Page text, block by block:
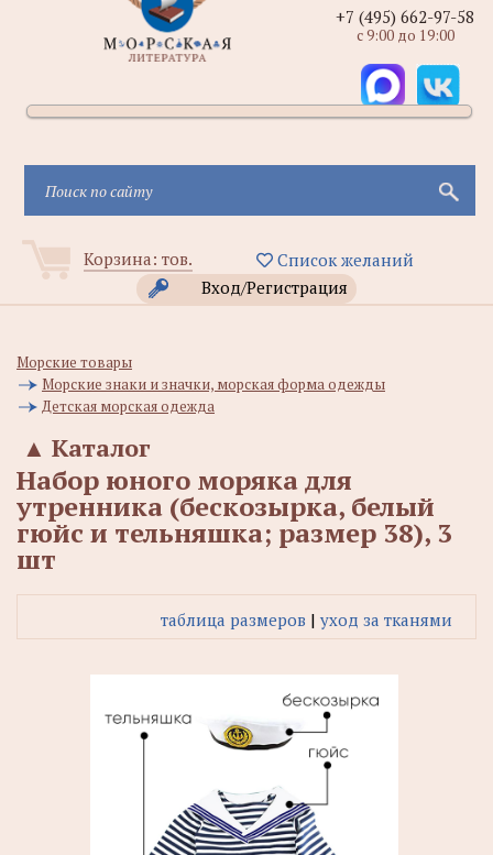
Корзина: тов.
Список желаний
Вход/Регистрация
+7 (495) 662-97-58
с 9:00 до 19:00
Морские товары
Морские знаки и значки, морская форма одежды
Детская морская одежда
Каталог
▲
Набор юного моряка для
утренника (бескозырка, белый
гюйс и тельняшка; размер 38), 3
шт
таблица размеров | уход за тканями